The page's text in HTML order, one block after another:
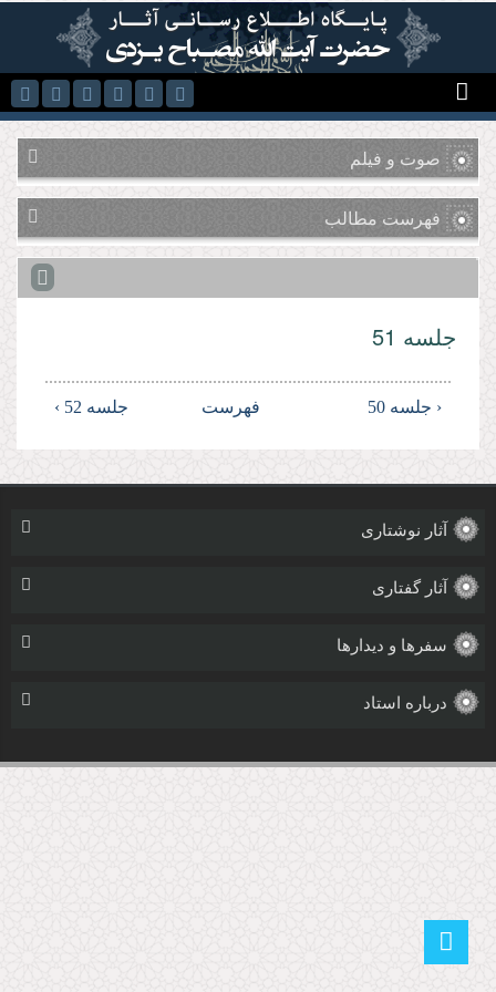
رفتن به محتوای اصلی
صوت و فیلم
فهرست مطالب
جلسه 51
‹ جلسه 50 فهرست جلسه 52 ›
آثار نوشتاری
آثار گفتاری
سفرها و دیدارها
درباره استاد